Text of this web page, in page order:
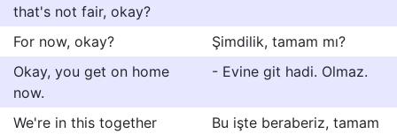
that's not fair, okay?
For now, okay?
Şimdilik, tamam mı?
Okay, you get on home
now.
- Evine git hadi. Olmaz.
We're in this together
Bu işte beraberiz, tamam